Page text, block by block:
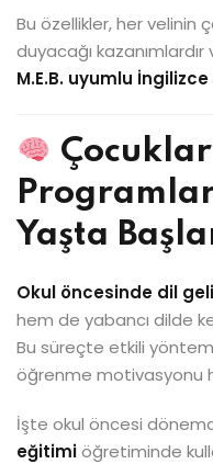
Bu özellikler, her
duyacağı
M.E.B. uyumlu
Yaşta
Okul öncesinde dil
hem de yabancı dilde
Bu süreçte etkili
öğrenme motivasyonu
İşte okul öncesi
eğitimiöğretiminde